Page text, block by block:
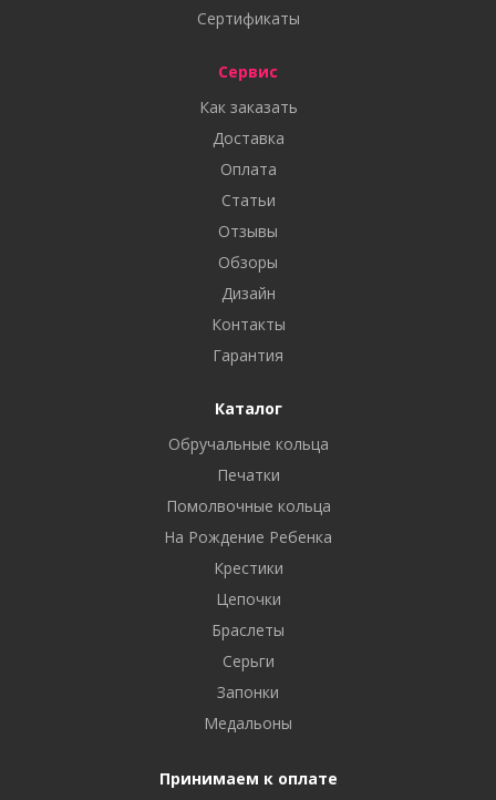
Сертификаты
Сервис
Как заказать
Доставка
Оплата
Статьи
Отзывы
Обзоры
Дизайн
Контакты
Гарантия
Каталог
Обручальные кольца
Печатки
Помолвочные кольца
На Рождение Ребенка
Крестики
Цепочки
Браслеты
Серьги
Запонки
Медальоны
Принимаем к оплате